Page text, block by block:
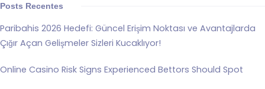
Posts Recentes
Paribahis 2026 Hedefi: Güncel Erişim Noktası ve Avantajlarda
Çığır Açan Gelişmeler Sizleri Kucaklıyor!
Online Casino Risk Signs Experienced Bettors Should Spot